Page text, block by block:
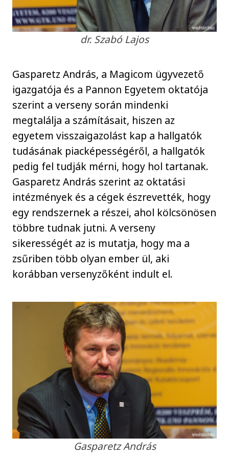
dr. Szabó Lajos
Gasparetz András, a Magicom ügyvezető
igazgatója és a Pannon Egyetem oktatója
szerint a verseny során mindenki
megtalálja a számításait, hiszen az
egyetem visszaigazolást kap a hallgatók
tudásának piacképességéről, a hallgatók
pedig fel tudják mérni, hogy hol tartanak.
Gasparetz András szerint az oktatási
intézmények és a cégek észrevették, hogy
egy rendszernek a részei, ahol kölcsönösen
többre tudnak jutni. A verseny
sikerességét az is mutatja, hogy ma a
zsűriben több olyan ember ül, aki
korábban versenyzőként indult el.
Gasparetz András